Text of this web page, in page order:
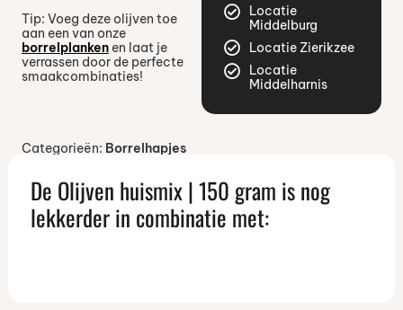
Tip: Voeg deze olijven toe
aan een van onze
borrelplankenen laat je
verrassen door de perfecte
smaakcombinaties!
Categorieën: Borrelhapjes
Locatie
Middelburg
Locatie Zierikzee
Locatie
Middelharnis
De Olijven huismix | 150 gram is nog
lekkerder in combinatie met: